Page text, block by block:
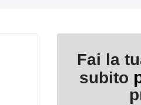
Fai la
subito